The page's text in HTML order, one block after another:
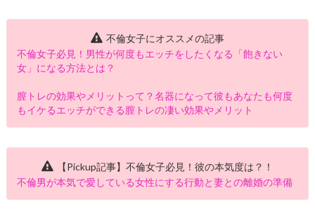
不倫女子にオススメの記事
不倫女子必見！男性が何度もエッチをしたくなる「飽きない
女」になる方法とは？
膣トレの効果やメリットって？名器になって彼もあなたも何度
もイケるエッチができる膣トレの凄い効果やメリット
【Pickup記事】不倫女子必見！彼の本気度は？！
不倫男が本気で愛している女性にする行動と妻との離婚の準備